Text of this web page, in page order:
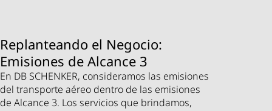
Replanteando el Negocio:
Emisiones de Alcance 3
En DB SCHENKER, consideramos las emisiones
del transporte aéreo dentro de las emisiones
de Alcance 3. Los servicios que brindamos,